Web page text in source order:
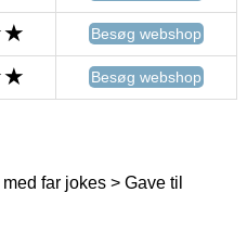
Besøg webshop
Besøg webshop
far jokes > Gave til